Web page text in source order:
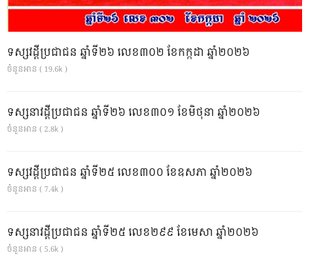
ទស្សវដ្តីប្រជាជន ឆ្នាំទី២៦ លេខ៣០២ ខែកក្កដា ឆ្នាំ២០២៦
ចំនួនអាន ( 19.6k )
ទស្សនាវដ្ដីប្រជាជន ឆ្នាំទី២៦ លេខ៣០១ ខែមិថុនា ឆ្នាំ២០២៦
ចំនួនអាន ( 2.8k )
ទស្សវដ្តីប្រជាជន ឆ្នាំទី២៥ លេខ៣០០ ខែឧសភា ឆ្នាំ២០២៦
ចំនួនអាន ( 7.4k )
ទស្សនាវដ្ដីប្រជាជន ឆ្នាំទី២៥ លេខ២៩៩ ខែមេសា ឆ្នាំ២០២៦
ចំនួនអាន ( 5.6k )